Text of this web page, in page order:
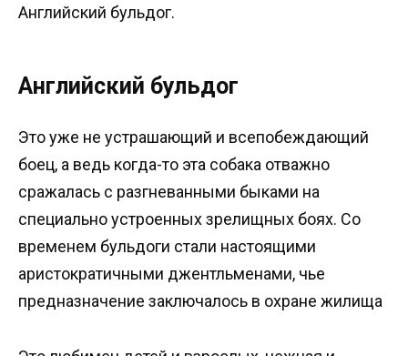
Английский бульдог.
Английский бульдог
Это уже не устрашающий и всепобеждающий
боец, а ведь когда-то эта собака отважно
сражалась с разгневанными быками на
специально устроенных зрелищных боях. Со
временем бульдоги стали настоящими
аристократичными джентльменами, чье
предназначение заключалось в охране жилища